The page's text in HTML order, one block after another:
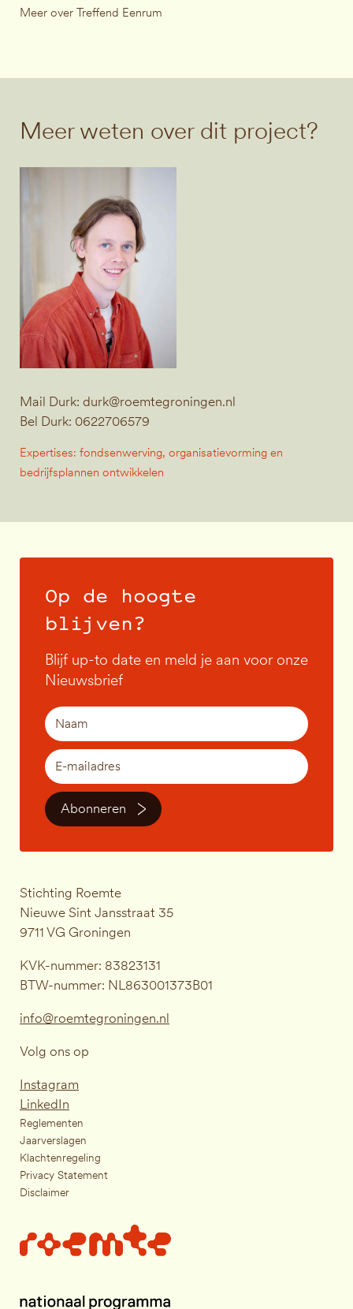
Meer over Treffend Eenrum
Meer weten over dit project?
Mail Durk: durk@roemtegroningen.nl
Bel Durk: 0622706579
Expertises: fondsenwerving, organisatievorming en
bedrijfsplannen ontwikkelen
Op de hoogte
blijven?
Blijf up-to date en meld je aan voor onze
Nieuwsbrief
Abonneren
Stichting Roemte
Nieuwe Sint Jansstraat 35
9711 VG Groningen
KVK-nummer: 83823131
BTW-nummer: NL863001373B01
info@roemtegroningen.nl
Volg ons op
Instagram
LinkedIn
Reglementen
Jaarverslagen
Klachtenregeling
Privacy Statement
Disclaimer